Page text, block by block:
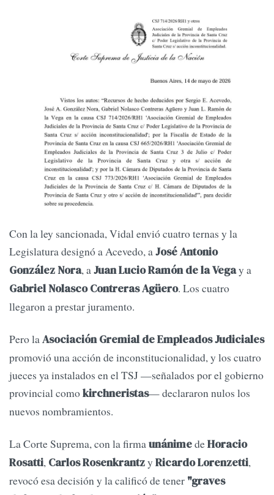
Con la ley sancionada, Vidal envió cuatro ternas y la
Legislatura designó a Acevedo, aJosé Antonio
González Nora, aJuan Lucio Ramón de la Vegay a
Gabriel Nolasco Contreras Agüero. Los cuatro
llegaron a prestar juramento.
Pero laAsociación Gremial de Empleados Judiciales
promovió una acción de inconstitucionalidad, y los cuatro
jueces ya instalados en el TSJ —señalados por el gobierno
provincial comokirchneristas— declararon nulos los
nuevos nombramientos.
La Corte Suprema, con la firmaunánimedeHoracio
Rosatti, Carlos Rosenkrantzy Ricardo Lorenzetti,
revocó esa decisión y la calificó de tener "graves